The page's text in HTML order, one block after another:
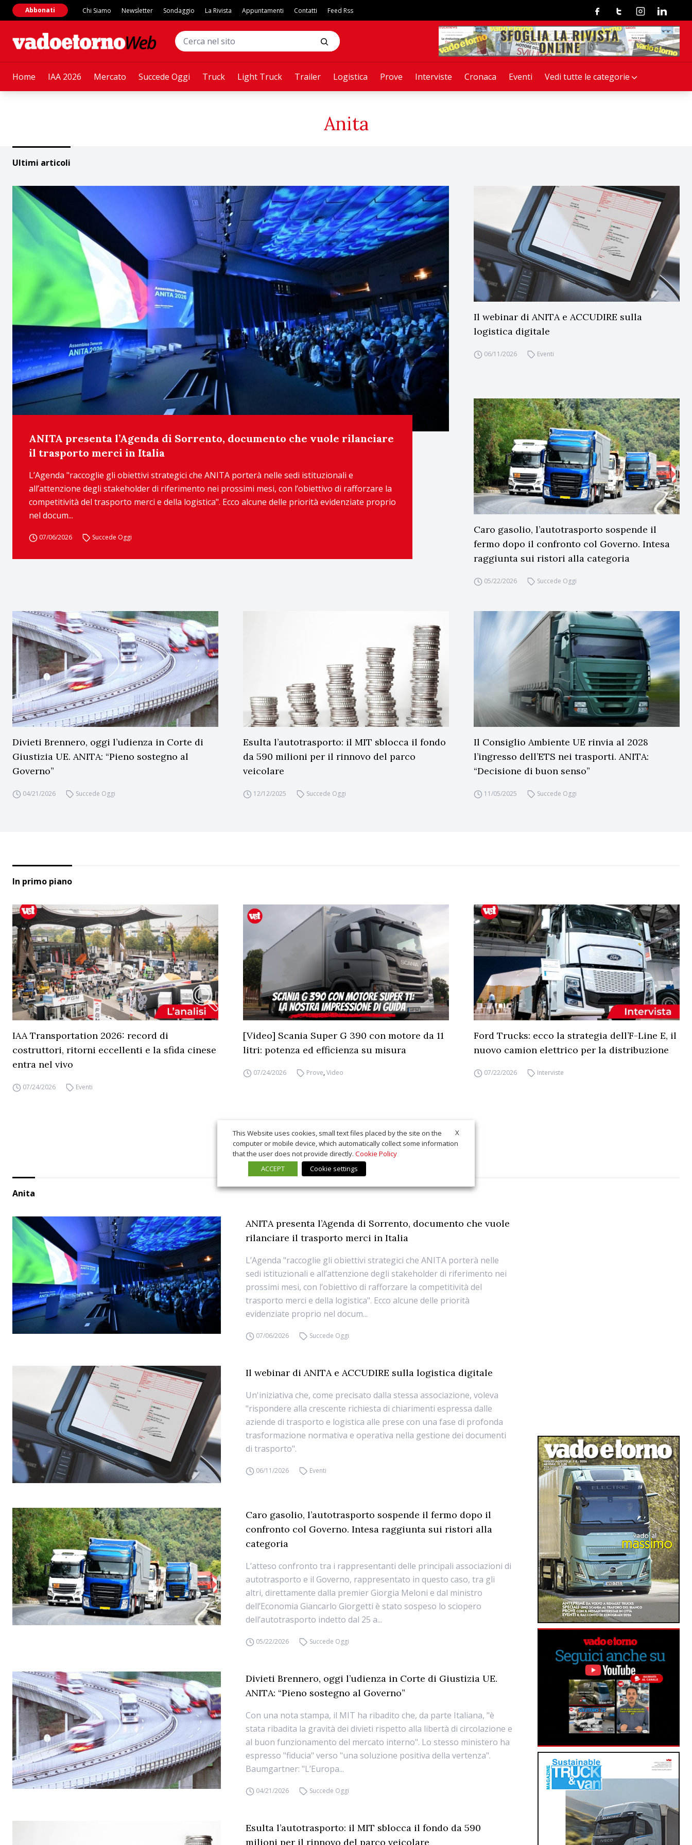
Home IAA 2026 Mercato Succede Oggi Truck Light Truck Trailer Logistica Prove Interviste Cronaca Eventi Vedi tutte le categorie
Abbonati Chi Siamo Newsletter Sondaggio La Rivista Appuntamenti Contatti Feed Rss FacebookTwitterInstagramLinkedin
Anita
Ultimi articoli
ANITA presenta l’Agenda di Sorrento, documento che vuole rilanciare
il trasporto merci in Italia
L’Agenda "raccoglie gli obiettivi strategici che ANITA porterà nelle sedi istituzionali e
all’attenzione degli stakeholder di riferimento nei prossimi mesi, con l’obiettivo di rafforzare la
competitività del trasporto merci e della logistica". Ecco alcune delle priorità evidenziate proprio
nel docum...
07/06/2026 Succede Oggi
Il webinar di ANITA e ACCUDIRE sulla
logistica digitale
06/11/2026 Eventi
Caro gasolio, l’autotrasporto sospende il
fermo dopo il confronto col Governo. Intesa
raggiunta sui ristori alla categoria
05/22/2026 Succede Oggi
Divieti Brennero, oggi l’udienza in Corte di
Giustizia UE. ANITA: “Pieno sostegno al
Governo”
04/21/2026 Succede Oggi
Esulta l’autotrasporto: il MIT sblocca il fondo
da 590 milioni per il rinnovo del parco
veicolare
12/12/2025 Succede Oggi
Il Consiglio Ambiente UE rinvia al 2028
l’ingresso dell’ETS nei trasporti. ANITA:
“Decisione di buon senso”
11/05/2025 Succede Oggi
In primo piano
IAA Transportation 2026: record di
costruttori, ritorni eccellenti e la sfida cinese
entra nel vivo
07/24/2026 Eventi
[Video] Scania Super G 390 con motore da 11
litri: potenza ed efficienza su misura
07/24/2026 Prove,Video
Ford Trucks: ecco la strategia dell’F-Line E, il
nuovo camion elettrico per la distribuzione
07/22/2026 Interviste
Anita
ANITA presenta l’Agenda di Sorrento, documento che vuole
rilanciare il trasporto merci in Italia
L’Agenda "raccoglie gli obiettivi strategici che ANITA porterà nelle
sedi istituzionali e all’attenzione degli stakeholder di riferimento nei
prossimi mesi, con l’obiettivo di rafforzare la competitività del
trasporto merci e della logistica". Ecco alcune delle priorità
evidenziate proprio nel docum...
07/06/2026 Succede Oggi
Il webinar di ANITA e ACCUDIRE sulla logistica digitale
Un'iniziativa che, come precisato dalla stessa associazione, voleva
"rispondere alla crescente richiesta di chiarimenti espressa dalle
aziende di trasporto e logistica alle prese con una fase di profonda
trasformazione normativa e operativa nella gestione dei documenti
di trasporto".
06/11/2026 Eventi
Caro gasolio, l’autotrasporto sospende il fermo dopo il
confronto col Governo. Intesa raggiunta sui ristori alla
categoria
L’atteso confronto tra i rappresentanti delle principali associazioni di
autotrasporto e il Governo, rappresentato in questo caso, tra gli
altri, direttamente dalla premier Giorgia Meloni e dal ministro
dell’Economia Giancarlo Giorgetti è stato sospeso lo sciopero
dell’autotrasporto indetto dal 25 a...
05/22/2026 Succede Oggi
Divieti Brennero, oggi l’udienza in Corte di Giustizia UE.
ANITA: “Pieno sostegno al Governo”
Con una nota stampa, il MIT ha ribadito che, da parte Italiana, "è
stata ribadita la gravità dei divieti rispetto alla libertà di circolazione e
al buon funzionamento del mercato interno". Lo stesso ministero ha
espresso "fiducia" verso "una soluzione positiva della vertenza".
Baumgartner: "L’Europa...
04/21/2026 Succede Oggi
Esulta l’autotrasporto: il MIT sblocca il fondo da 590
milioni per il rinnovo del parco veicolare
X
This Website uses cookies, small text files placed by the site on the
computer or mobile device, which automatically collect some information
that the user does not provide directly. Cookie Policy
ACCEPT
Cookie settings